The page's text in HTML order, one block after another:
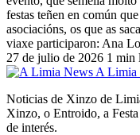
festas teñen en común
asociacións, os que as
viaxe participaron: Ana
27 de julio de 2026 1 min
A Limia
Noticias de Xinzo de
Xinzo, o Entroido, a
de interés.